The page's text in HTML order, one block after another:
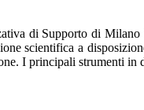
di Supporto di Milano
scientifica a
I principali strumenti in